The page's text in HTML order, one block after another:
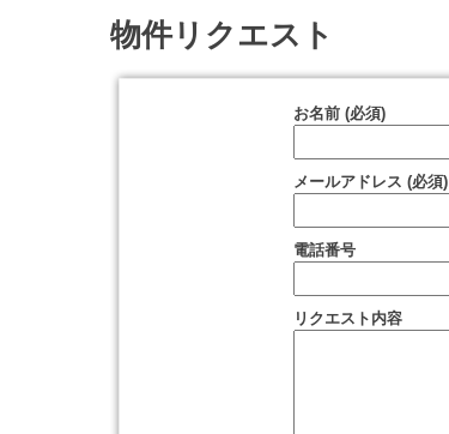
物件リクエスト
お名前 (必須)
メールアドレス (必須)
電話番号
リクエスト内容